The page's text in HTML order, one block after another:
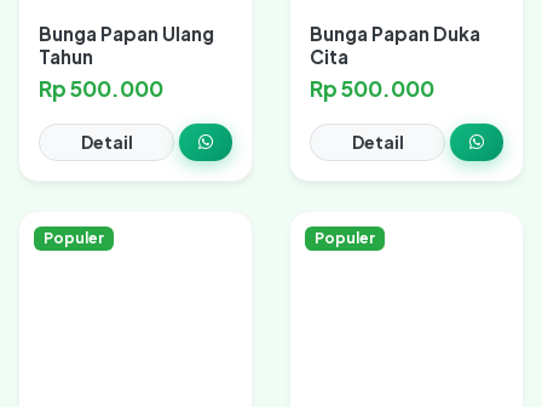
Bunga Papan Ulang
Tahun
Rp 500.000
Detail
Bunga Papan Duka
Cita
Rp 500.000
Detail
Populer Populer